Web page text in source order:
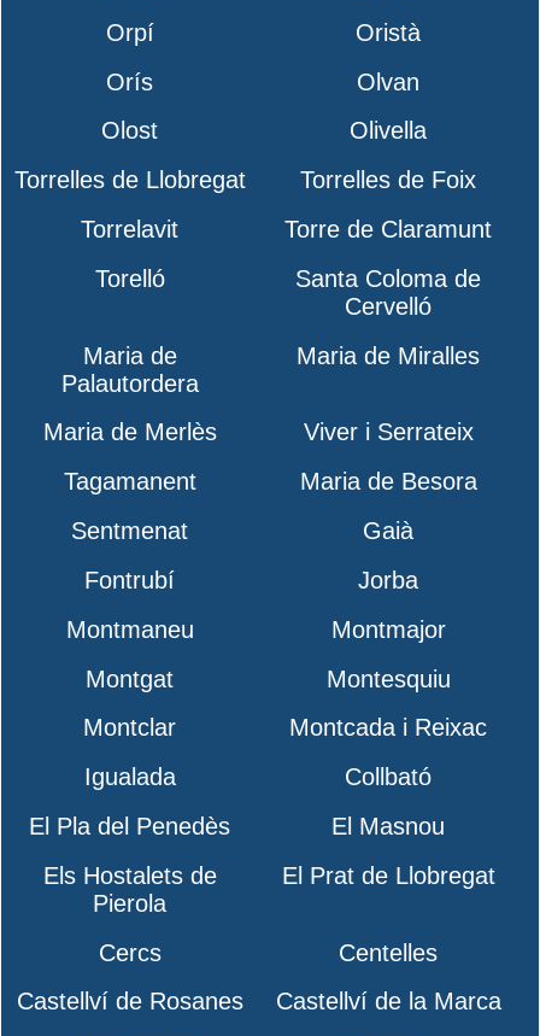
Orpí
Oristà
Orís
Olvan
Olost
Olivella
Torrelles de Llobregat
Torrelles de Foix
Torrelavit
Torre de Claramunt
Torelló
Santa Coloma de
Cervelló
Maria de
Palautordera
Maria de Miralles
Maria de Merlès
Viver i Serrateix
Tagamanent
Maria de Besora
Sentmenat
Gaià
Fontrubí
Jorba
Montmaneu
Montmajor
Montgat
Montesquiu
Montclar
Montcada i Reixac
Igualada
Collbató
El Pla del Penedès
El Masnou
Els Hostalets de
Pierola
El Prat de Llobregat
Cercs
Centelles
Castellví de Rosanes
Castellví de la Marca